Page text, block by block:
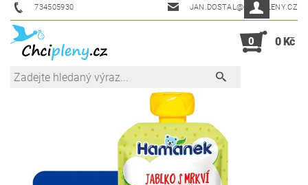
734505930 JAN.DOSTAL@CHCIPLENY.CZ
0 0 Kč